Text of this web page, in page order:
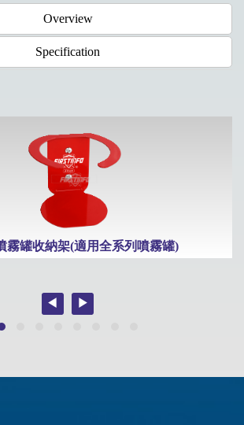
Overview
Specification
霧罐收納架(適用全系列噴霧罐)